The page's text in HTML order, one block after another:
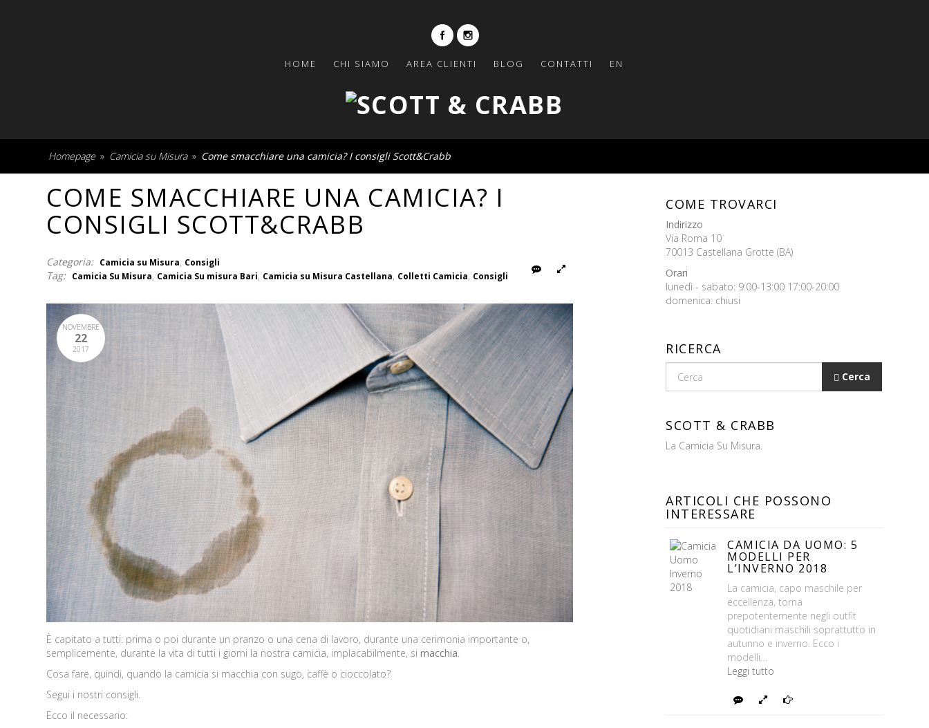
HOME CHI SIAMO AREA CLIENTI BLOG CONTATTI EN
Homepage » Camicia su Misura » Come smacchiare una camicia? I consigli Scott&Crabb
COME SMACCHIARE UNA CAMICIA? I
CONSIGLI SCOTT&CRABB
Categoria: Camicia su Misura, Consigli
Tag: Camicia Su Misura, Camicia Su misura Bari, Camicia su Misura Castellana, Colletti Camicia, Consigli
NOVEMBRE
22
2017
È capitato a tutti: prima o poi durante un pranzo o una cena di lavoro, durante una cerimonia importante o,
semplicemente, durante la vita di tutti i giorni la nostra camicia, implacabilmente, simacchia.
Cosa fare, quindi, quando la camicia si macchia con sugo, caffè o cioccolato?
Segui i nostri consigli.
Ecco il necessario:
COME TROVARCI
Indirizzo
Via Roma 10
70013 Castellana Grotte (BA)
Orari
lunedì - sabato: 9:00-13:00 17:00-20:00
domenica: chiusi
RICERCA
Cerca
SCOTT & CRABB
La Camicia Su Misura.
ARTICOLI CHE POSSONO
INTERESSARE
CAMICIA DA UOMO: 5
MODELLI PER
L’INVERNO 2018
La camicia, capo maschile per
eccellenza, torna
prepotentemente negli outfit
quotidiani maschili soprattutto in
autunno e inverno. Ecco i
modelli…
Leggi tutto
Rispondi FotoContinua